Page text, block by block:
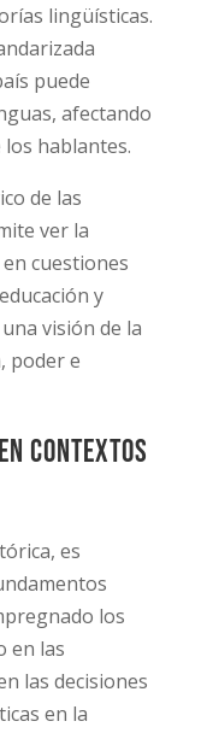
lingüísticas.
puede
afectando
los hablantes.
de las
ver la
cuestiones
y
visión de la
poder e
contextos
es
los
en las
las decisiones
en la